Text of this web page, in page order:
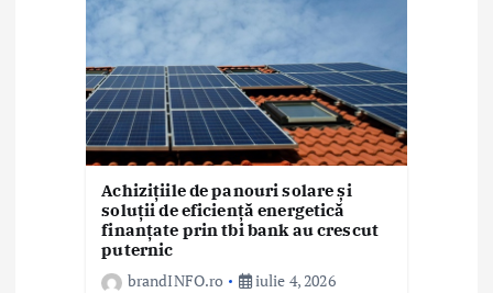
Achizițiile de panouri solare și
soluții de eficiență energetică
finanțate prin tbi bank au crescut
puternic
brandINFO.ro
iulie 4, 2026